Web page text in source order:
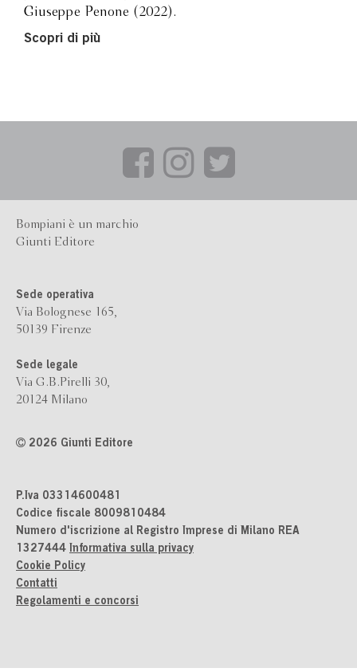
Giuseppe Penone (2022).
Scopri di più
Bompiani è un marchio
Giunti Editore
Sede operativa
Via Bolognese 165,
50139 Firenze
Sede legale
Via G.B.Pirelli 30,
20124 Milano
2026 Giunti Editore
P.Iva 03314600481
Codice fiscale 8009810484
Numero d'iscrizione al Registro Imprese di Milano REA
1327444 Informativa sulla privacy
Cookie Policy
Contatti
Regolamenti e concorsi